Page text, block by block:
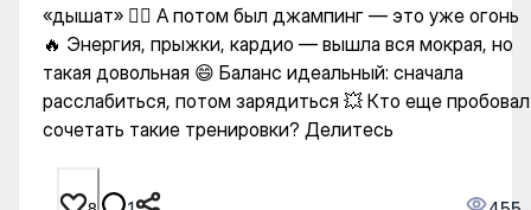
«дышат» 🧘‍♀️ А потом был джампинг — это уже огонь
🔥 Энергия, прыжки, кардио — вышла вся мокрая, но
такая довольная 😄 Баланс идеальный: сначала
расслабиться, потом зарядиться 💥 Кто еще пробовал
сочетать такие тренировки? Делитесь